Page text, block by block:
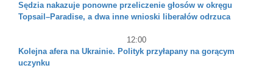
Sędzia nakazuje ponowne przeliczenie głosów w okręgu
Topsail–Paradise, a dwa inne wnioski liberałów odrzuca
12:00
Kolejna afera na Ukrainie. Polityk przyłapany na gorącym
uczynku